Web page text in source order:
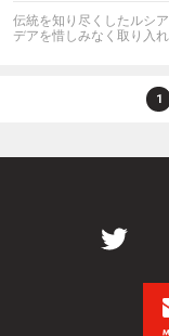
伝統を知り尽くしたルシ
デアを惜しみなく取り入
1